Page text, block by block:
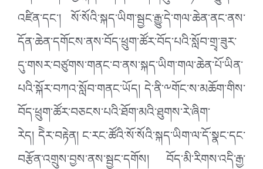
འཛིན་དང་། སོ་སོའི་སྐད་ཡིག་སྦྱང་རྒྱུ་དེ་གལ་ཆེན་ནང་ནས་
དོན་ཆེན་དགོངས་ནས་བོད་ཕྲུག་ཚོར་བོད་པའི་སློབ་གྲྭ་ཟུར་
དུ་གསར་བཙུགས་གནང་བ་ནས་སྐད་ཡིག་གལ་ཆེན་པོ་ཡིན་
པའི་སྐོར་བཀའ་སློབ་གནང་ཡོད། དེ་ནི་༸གོང་ས་མཆོག་གིས་
བོད་ཕྲུག་ཚོར་བཅངས་པའི་ཐོག་མའི་ཐུགས་རེ་ཞིག་
རེད། དེེར་བརྟེན། ང་རང་ཚོའི་སོ་སོའི་སྐད་ཡིག་ལ་དོ་སྣང་དང་
བརྩོན་འགྲུས་བྱས་ནས་སྦྱང་དགོས། བོད་མི་རིགས་འདི་རྒྱ་